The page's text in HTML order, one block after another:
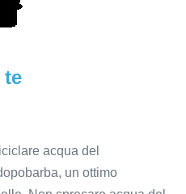
te
acqua del
un ottimo